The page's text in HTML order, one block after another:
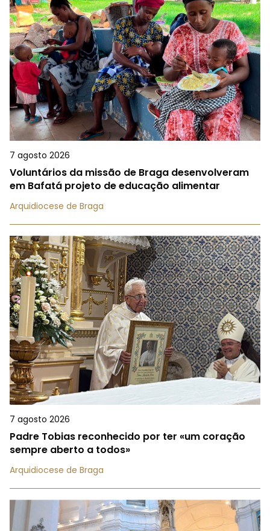
7 agosto 2026
Voluntários da missão de Braga desenvolveram
em Bafatá projeto de educação alimentar
Arquidiocese de Braga
7 agosto 2026
Padre Tobias reconhecido por ter «um coração
sempre aberto a todos»
Arquidiocese de Braga